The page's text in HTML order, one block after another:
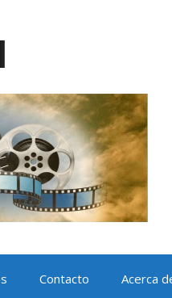
Contacto Acerca